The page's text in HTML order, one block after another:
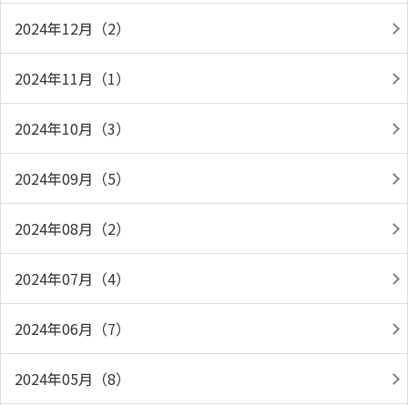
2024年12月（2）
2024年11月（1）
2024年10月（3）
2024年09月（5）
2024年08月（2）
2024年07月（4）
2024年06月（7）
2024年05月（8）